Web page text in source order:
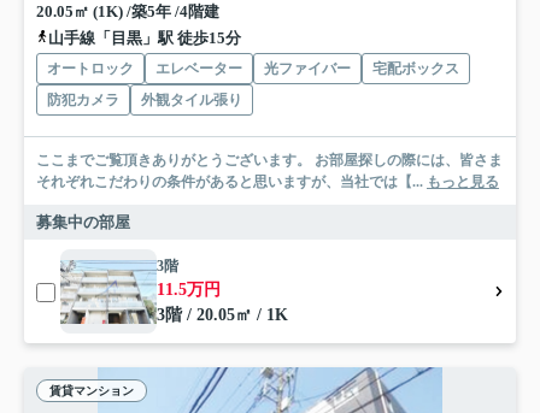
20.05㎡ (1K) /築5年 /4階建
山手線「目黒」駅 徒歩15分
オートロック エレベーター 光ファイバー
宅配ボックス
防犯カメラ
外観タイル張り
ここまでご覧頂きありがとうございます。 お部屋探しの際には、皆さま
それぞれこだわりの条件があると思いますが、当社では【... もっと見る
募集中の部屋
3階
11.5万円
3階 / 20.05㎡ / 1K
賃貸マンション